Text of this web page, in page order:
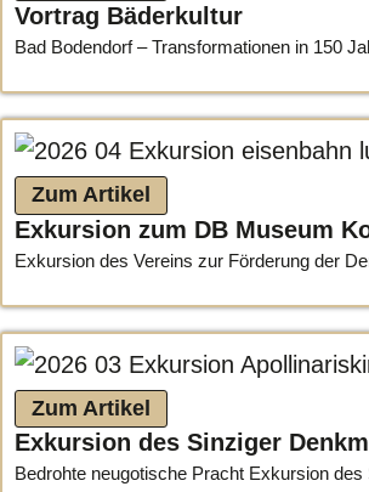
Vortrag Bäderkultur
Bad Bodendorf – Transformationen in 150
Zum Artikel
Exkursion zum DB Museum
Exkursion des Vereins zur Förderung der
Zum Artikel
Exkursion des Sinziger
Bedrohte neugotische Pracht Exkursion